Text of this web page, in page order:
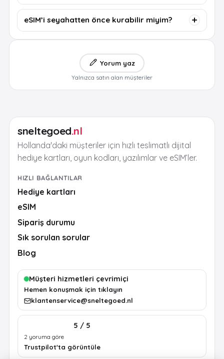
eSIM’i seyahatten önce kurabilir miyim?
Yorum yaz
Yalnızca satın alan müşteriler
sneltegoed.nl
Hollanda'daki müşteriler için hızlı teslimatlı dijital
hediye kartları, oyun kodları, yazılımlar ve eSIM’ler.
HIZLI BAĞLANTILAR
Hediye kartları
eSIM
Sipariş durumu
Sık sorulan sorular
Blog
Müşteri hizmetleri çevrimiçi
Hemen konuşmak için tıklayın
klantenservice@sneltegoed.nl
5 / 5
2 yoruma göre
Trustpilot'ta görüntüle